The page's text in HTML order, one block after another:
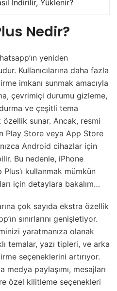
İndirilir, Yüklenir?
Nedir?
yeniden
Kullanıcılarına daha fazla
imkanı sunmak amacıyla
çevrimiçi durumu gizleme,
ve çeşitli tema
sunar. Ancak, resmi
Play Store veya App Store
Android cihazlar için
Bu nedenle, iPhone
Plus’ı kullanmak mümkün
için detaylara bakalım…
çok sayıda ekstra özellik
sınırlarını genişletiyor.
yaratmanıza olanak
temalar, yazı tipleri, ve arka
seçeneklerini artırıyor.
medya paylaşımı, mesajları
özel kilitleme seçenekleri